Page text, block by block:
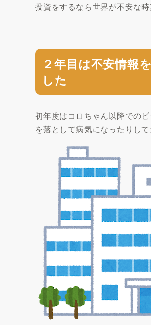
投資をするなら世界が不安な
２年目は不安情報
した
初年度はコロちゃん以降での
を落として病気になったりして